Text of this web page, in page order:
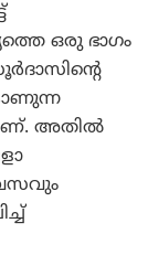
ഒരു ഭാഗം
അതില്‍